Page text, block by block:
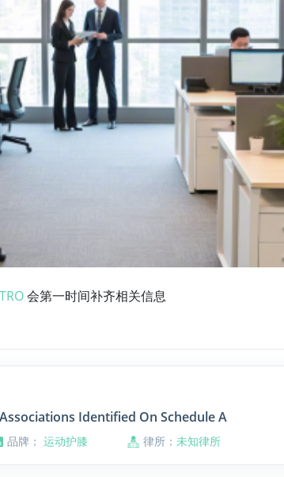
会第一时间补齐相关信息
Identified On Schedule A
品牌：运动护膝 律所： 未知律所